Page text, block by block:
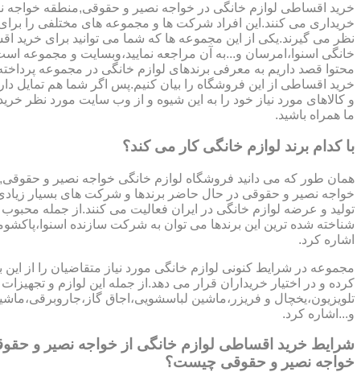
خرید اقساطی لوازم خانگی در خواجه نصیر و حقوقی,منطقه خواجه نصیر و حقوقی
خریداری می کنند.این افراد شرکت ها و مجموعه های مختلفی را برای
نظر می گیرند.یکی از این مجموعه ها که شما می توانید برای خرید
خانگی اسنوا،امرسان و...به آن مراجعه نمایید،وبسایت و مجموعه
محتوا قصد داریم به معرفی برندهای لوازم خانگی در مجموعه
خرید اقساطی از این فروشگاه را بیان کنیم.پس اگر شما هم تمایل
و کالاهای مورد نیاز خود را به این شیوه و از وب سایت مورد نظر
ما همراه باشید.
با کدام برند لوازم خانگی کار می کند؟
همان طور که می دانید فروشگاه لوازم خانگی خواجه نصیر و
خواجه نصیر و حقوقی در حال حاضر برندها و شرکت های بسیار
تولید و عرضه لوازم خانگی در ایران فعالیت می کنند.از جمله محبوب
شناخته شده ترین این برندها می توان به شرکت سازنده
اشاره کرد.
مجموعه در شرایط کنونی لوازم خانگی مورد نیاز متقاضیان را از این
کرده و در اختیار خریداران قرار می دهد.از جمله این لوازم و
تلویزیون،یخچال و فریزر،ماشین لباسشویی،اجاق
و...اشاره کرد.
شرایط خرید اقساطی لوازم خانگی از خواجه نصیر و
خواجه نصیر و حقوقی چیست؟